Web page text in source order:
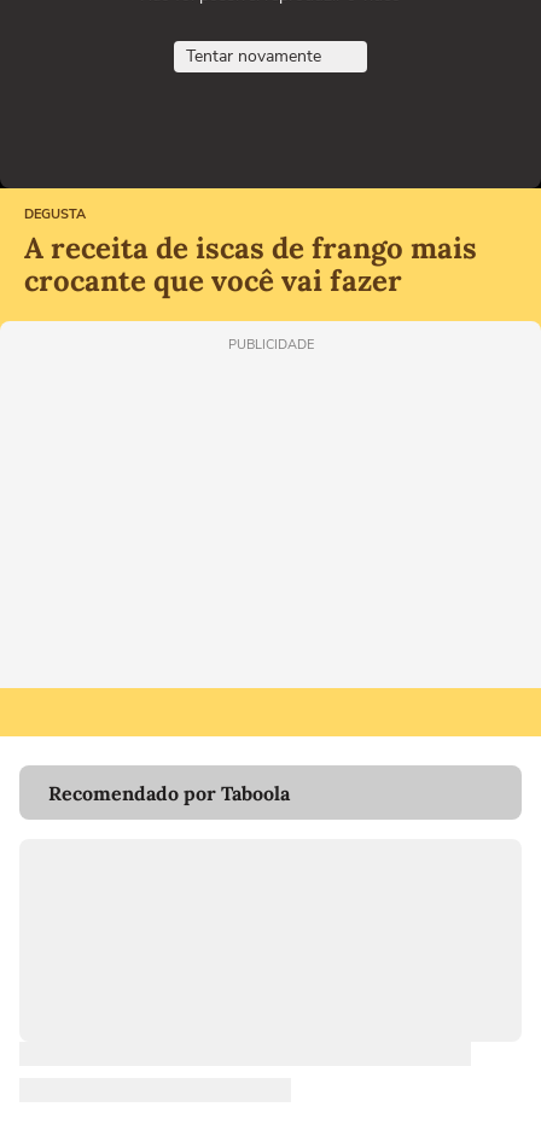
Tentar novamente
DEGUSTA
A receita de iscas de frango mais
crocante que você vai fazer
PUBLICIDADE
Recomendado por Taboola